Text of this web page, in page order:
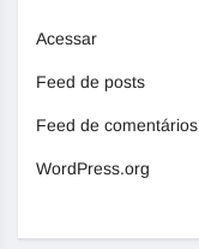
Acessar
Feed de posts
Feed de comentários
WordPress.org